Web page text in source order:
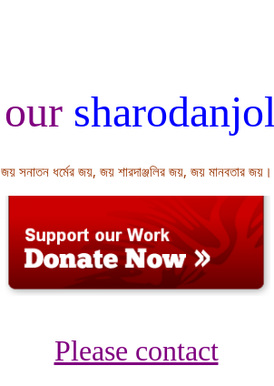
our
জয় সনাতন ধর্মের জয়, জয় শারদাঞ্জলির জয়, জয় মানবতার জয়।
Please contact